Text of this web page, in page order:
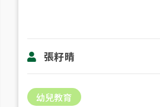
張籽晴
幼兒教育